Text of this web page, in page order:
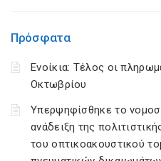
Πρόσφατα
Ενοίκια: Τέλος οι
Οκτωβρίου
Υπερψηφίσθηκε το
ανάδειξη της
του οπτικοακουστικού